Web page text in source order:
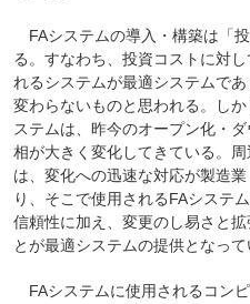
FAシステムの導入・構築は「
る。すなわち、投資コストに対
れるシステムが最適システムで
変わらないものと思われる。し
ステムは、昨今のオープン化・
相が大きく変化してきている。
は、変化への迅速な対応が製造
り、そこで使用されるFAシステ
信頼性に加え、変更のし易さと
とが最適システムの提供となって
FAシステムに使用されるコン